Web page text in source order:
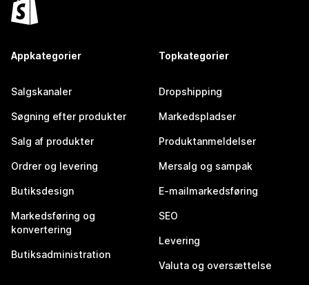
Appkategorier
Salgskanaler
Søgning efter produkter
Salg af produkter
Ordrer og levering
Butiksdesign
Markedsføring og
konvertering
Butiksadministration
Topkategorier
Dropshipping
Markedspladser
Produktanmeldelser
Mersalg og sampak
E-mailmarkedsføring
SEO
Levering
Valuta og oversættelse